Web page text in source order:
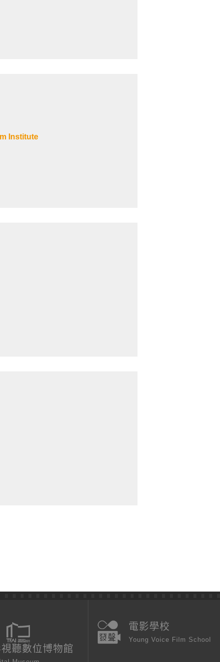
Institute
聽數位博物館
電影學校
Young Voice Film School